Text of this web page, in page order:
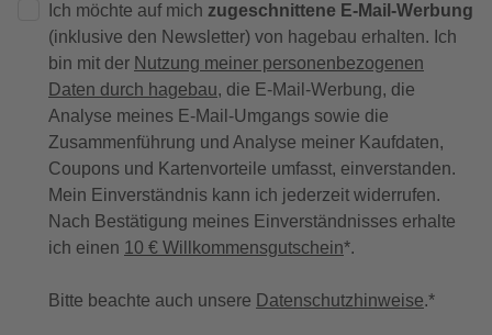
Ich möchte auf mich zugeschnittene E-Mail-Werbung
(inklusive den Newsletter) von hagebau erhalten. Ich
bin mit der Nutzung meiner personenbezogenen
Daten durch hagebau, die E-Mail-Werbung, die
Analyse meines E-Mail-Umgangs sowie die
Zusammenführung und Analyse meiner Kaufdaten,
Coupons und Kartenvorteile umfasst, einverstanden.
Mein Einverständnis kann ich jederzeit widerrufen.
Nach Bestätigung meines Einverständnisses erhalte
ich einen 10 € Willkommensgutschein*.
Bitte beachte auch unsere Datenschutzhinweise.